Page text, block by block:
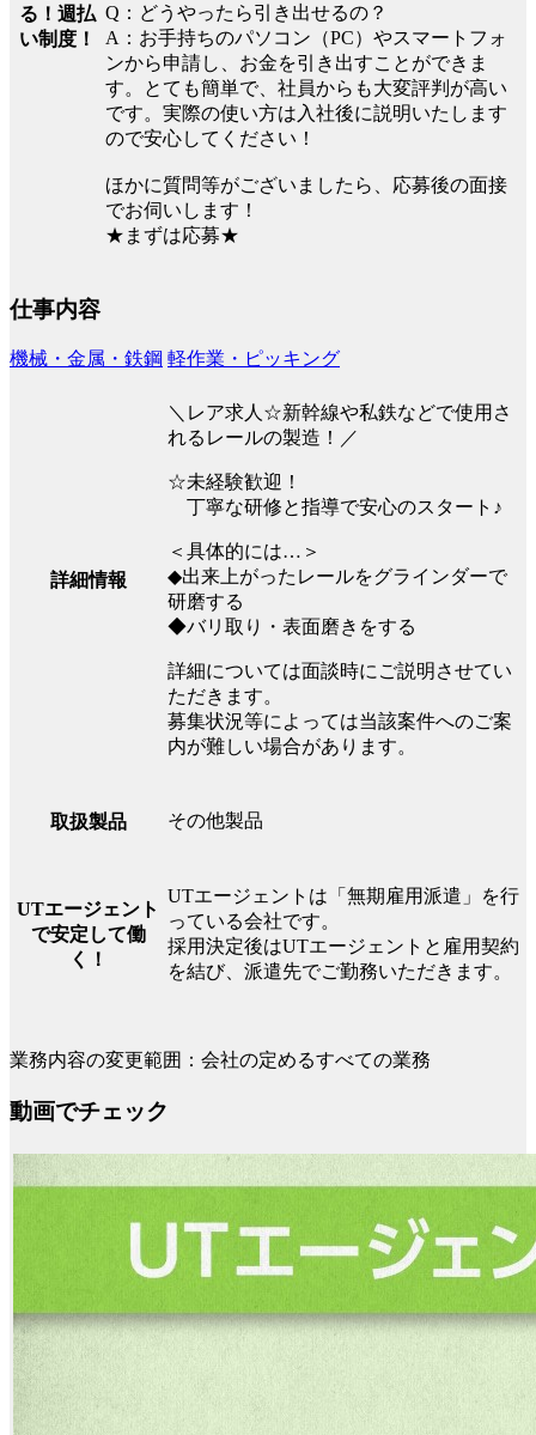
る！週払
い制度！
Q：どうやったら引き出せるの？
A：お手持ちのパソコン（PC）やスマートフォ
ンから申請し、お金を引き出すことができま
す。とても簡単で、社員からも大変評判が高い
です。実際の使い方は入社後に説明いたします
ので安心してください！
ほかに質問等がございましたら、応募後の面接
でお伺いします！
★まずは応募★
仕事内容
機械・金属・鉄鋼 軽作業・ピッキング
詳細情報
＼レア求人☆新幹線や私鉄などで使用さ
れるレールの製造！／
☆未経験歓迎！
丁寧な研修と指導で安心のスタート♪
＜具体的には…＞
◆出来上がったレールをグラインダーで
研磨する
◆バリ取り・表面磨きをする
詳細については面談時にご説明させてい
ただきます。
募集状況等によっては当該案件へのご案
内が難しい場合があります。
取扱製品 その他製品
UTエージェント
で安定して働
く！
UTエージェントは「無期雇用派遣」を行
っている会社です。
採用決定後はUTエージェントと雇用契約
を結び、派遣先でご勤務いただきます。
業務内容の変更範囲：会社の定めるすべての業務
動画でチェック